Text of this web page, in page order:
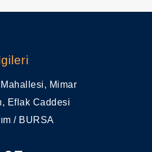
Mimar
Eflak Caddesi
/ BURSA